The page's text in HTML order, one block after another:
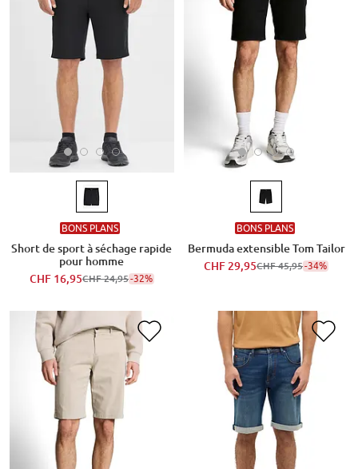
BONS PLANS
Short de sport à séchage rapide
pour homme
CHF 16,95CHF 24,95-32%
BONS PLANS
Bermuda extensible Tom Tailor
CHF 29,95CHF 45,95-34%